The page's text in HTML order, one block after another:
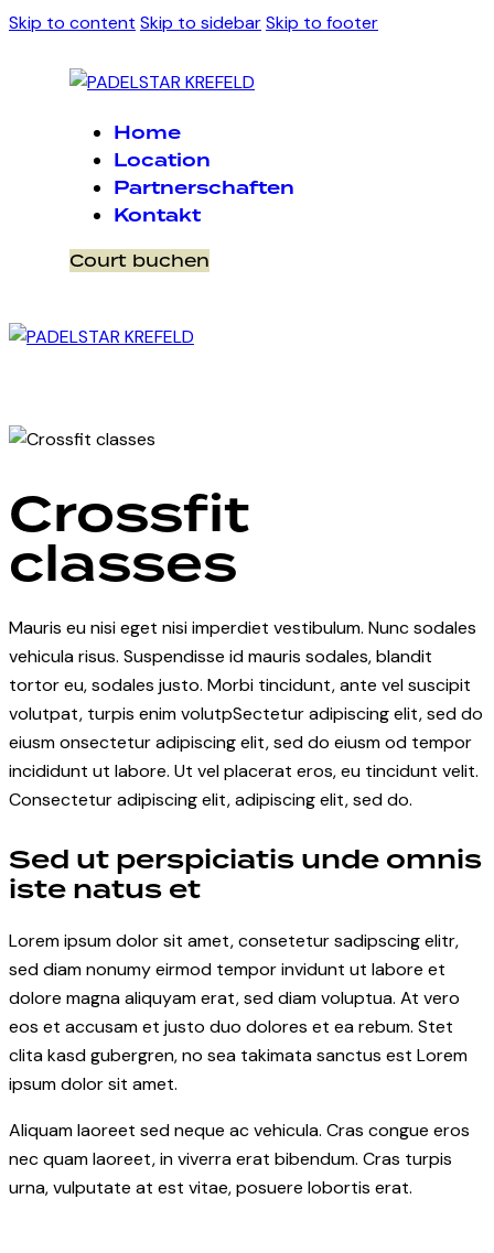
Skip to content Skip to sidebarSkip to footer
Home
Location
Partnerschaften
Kontakt
Court buchen
Crossfit
classes
Mauris eu nisi eget nisi imperdiet vestibulum. Nunc sodales
vehicula risus. Suspendisse id mauris sodales, blandit
tortor eu, sodales justo. Morbi tincidunt, ante vel suscipit
volutpat, turpis enim volutpSectetur adipiscing elit, sed do
eiusm onsectetur adipiscing elit, sed do eiusm od tempor
incididunt ut labore. Ut vel placerat eros, eu tincidunt velit.
Consectetur adipiscing elit, adipiscing elit, sed do.
Sed ut perspiciatis unde omnis
iste natus et
Lorem ipsum dolor sit amet, consetetur sadipscing elitr,
sed diam nonumy eirmod tempor invidunt ut labore et
dolore magna aliquyam erat, sed diam voluptua. At vero
eos et accusam et justo duo dolores et ea rebum. Stet
clita kasd gubergren, no sea takimata sanctus est Lorem
ipsum dolor sit amet.
Aliquam laoreet sed neque ac vehicula. Cras congue eros
nec quam laoreet, in viverra erat bibendum. Cras turpis
urna, vulputate at est vitae, posuere lobortis erat.